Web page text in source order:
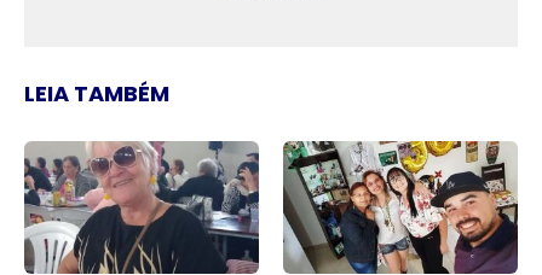
LEIA TAMBÉM